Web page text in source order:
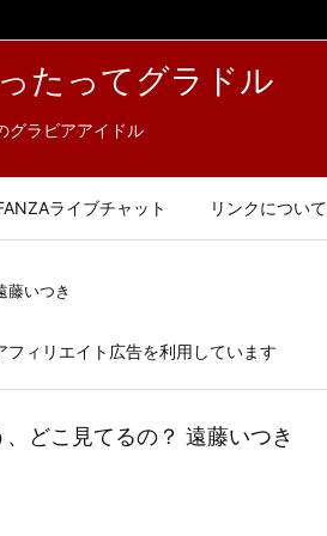
たってグラドル
グラビアアイドル
ライブチャット リンクについて
藤いつき
フィリエイト広告を利用しています
、どこ見てるの？ 遠藤いつき